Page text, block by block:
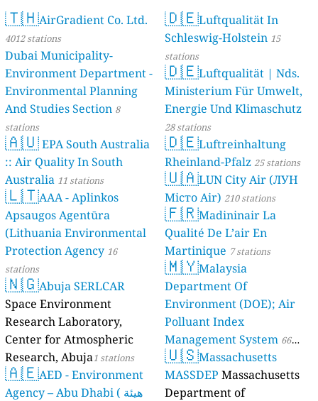
🇹🇭AirGradient Co. Ltd.
4012 stations
Dubai Municipality-
Environment Department -
Environmental Planning
And Studies Section 8
stations
🇦🇺EPA South Australia
:: Air Quality In South
Australia 11 stations
🇱🇹AAA - Aplinkos
Apsaugos Agentūra
(Lithuania Environmental
Protection Agency 16
stations
🇳🇬Abuja SERLCAR
Space Environment
Research Laboratory,
Center for Atmospheric
Research, Abuja1 stations
🇦🇪AED - Environment
Agency – Abu Dhabi ( هيئة
🇩🇪Luftqualität In
Schleswig-Holstein 15
stations
🇩🇪Luftqualität | Nds.
Ministerium Für Umwelt,
Energie Und Klimaschutz
28 stations
🇩🇪Luftreinhaltung
Rheinland-Pfalz 25 stations
🇺🇦LUN City Air (ЛУН
Місто Air) 210 stations
🇫🇷Madininair La
Qualité De L’air En
Martinique 7 stations
🇲🇾Malaysia
Department Of
Environment (DOE); Air
Polluant Index
Management System 66
stations
🇺🇸Massachusetts
MASSDEP Massachusetts
Department of